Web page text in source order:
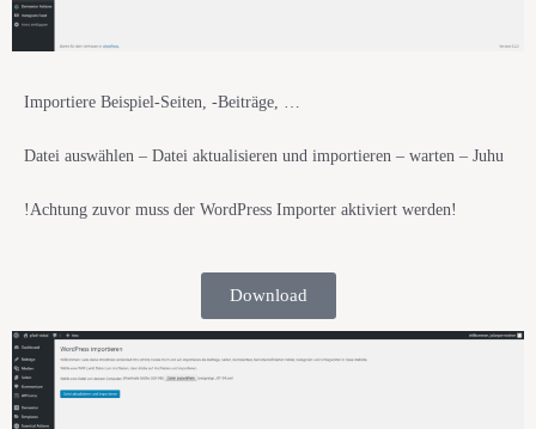
Importiere Beispiel-Seiten, -Beiträge, …
Datei auswählen – Datei aktualisieren und importieren – warten – Juhu
!Achtung zuvor muss der WordPress Importer aktiviert werden!
Download